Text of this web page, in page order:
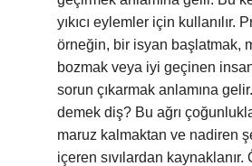
yıkıcı eylemler için kullanılır.
örneğin, bir isyan başlatmak,
bozmak veya iyi geçinen
sorun çıkarmak anlamına
demek diş? Bu ağrı
maruz kalmaktan ve nadiren
içeren sıvılardan